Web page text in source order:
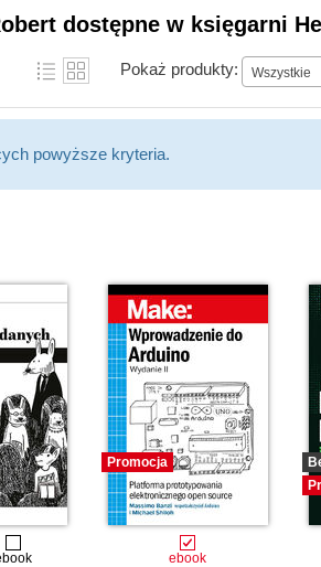
dostępne w księgarni
Pokaż produkty: Wszystkie
powyższe kryteria.
Promocja
ebook